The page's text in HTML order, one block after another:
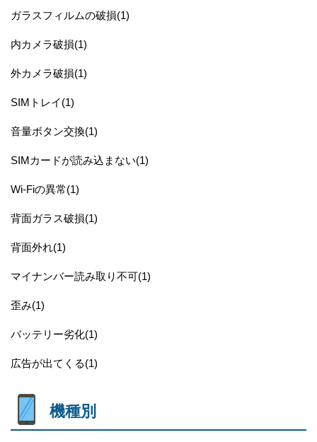
ガラスフィルムの破損(1)
内カメラ破損(1)
外カメラ破損(1)
SIMトレイ(1)
音量ボタン交換(1)
SIMカードが読み込まない(1)
Wi-Fiの異常(1)
背面ガラス破損(1)
背面外れ(1)
マイナンバー読み取り不可(1)
歪み(1)
バッテリー劣化(1)
広告が出てくる(1)
機種別